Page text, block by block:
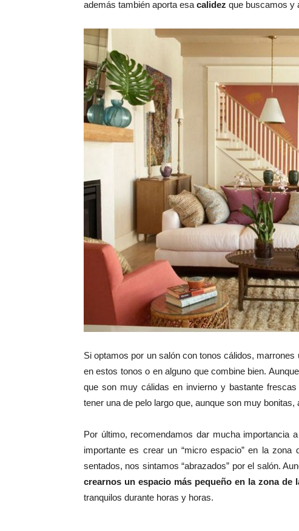
además también aporta esacalidez que buscamos y
Si optamos por un salón con tonos cálidos,
en estos tonos o en alguno que combine bien.
que son muy cálidas en invierno y bastante
tener una de pelo largo que, aunque son muy
Por último, recomendamos dar mucha importancia
importante es crear un “micro espacio” en la
sentados, nos sintamos “abrazados” por el salón.
crearnos un espacio más pequeño en la zona de
tranquilos durante horas y horas.